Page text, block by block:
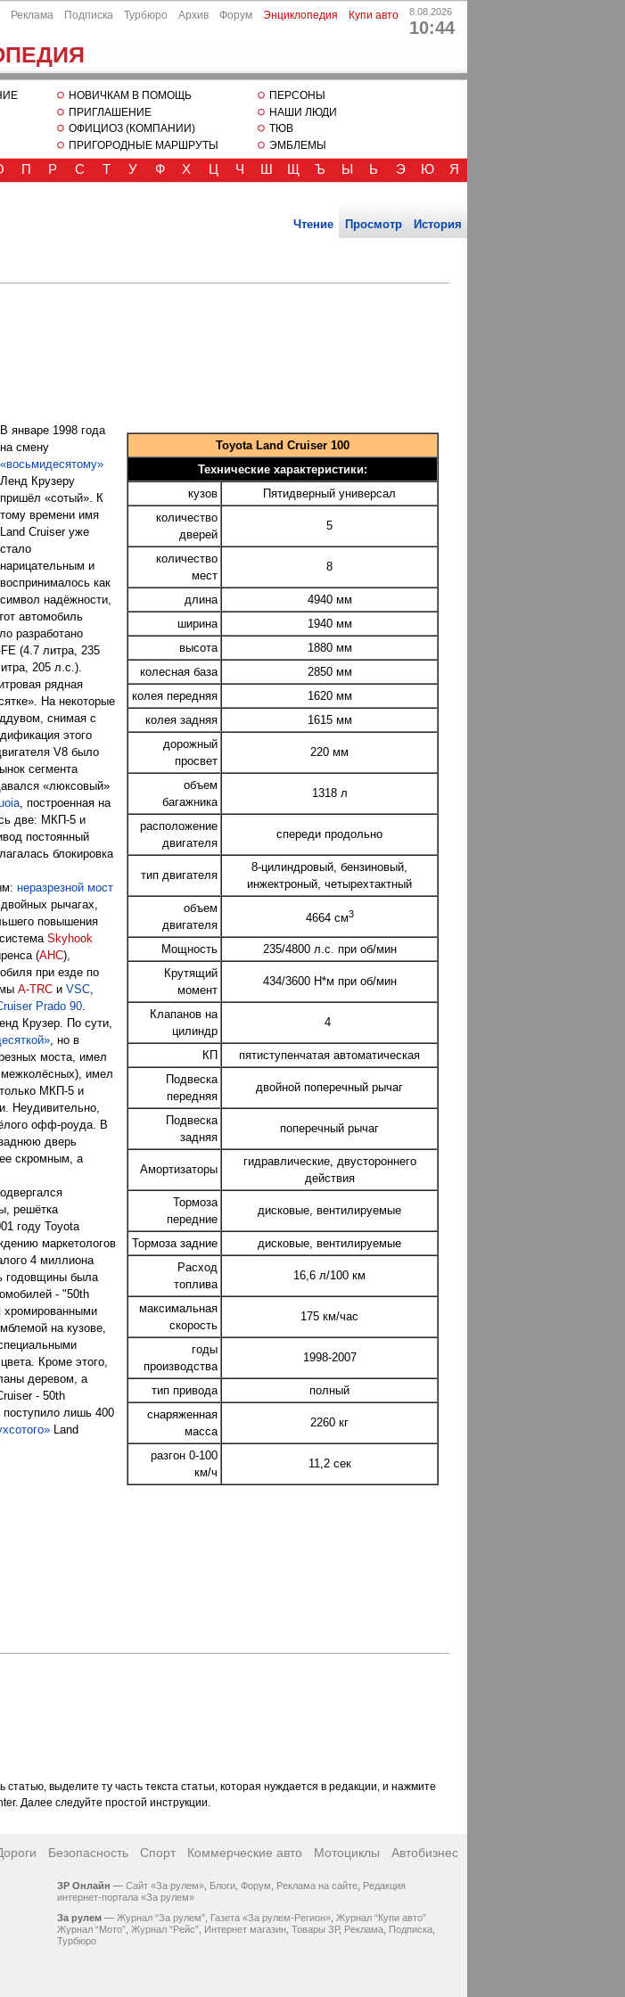
Реклама Подписка Турбюро Архив Форум Энциклопедия Купи авто 8.08.2026
10:44
НОВИЧКАМ В ПОМОЩЬ
ПРИГЛАШЕНИЕ
ОФИЦИОЗ (КОМПАНИИ)
ПРИГОРОДНЫЕ МАРШРУТЫ
ПЕРСОНЫ
НАШИ ЛЮДИ
ТЮВ
ЭМБЛЕМЫ
П Р С Т У Ф Х Ц Ч Ш Щ Ъ Ы Ь Э Ю Я
Чтение Просмотр История
Toyota Land Cruiser 100
Технические характеристики:
кузов
Пятидверный универсал
количество
дверей
5
количество
мест
8
длина
4940 мм
ширина
1940 мм
высота
1880 мм
колесная база
2850 мм
колея передняя
1620 мм
колея задняя
1615 мм
дорожный
просвет
220 мм
объем
багажника
1318 л
расположение
двигателя
спереди продольно
тип двигателя
8-цилиндровый, бензиновый,
инжектроный, четырехтактный
объем
двигателя
4664 см3
Мощность
235/4800 л.с. при об/мин
Крутящий
момент
434/3600 Н*м при об/мин
Клапанов на
цилиндр
4
КП
пятиступенчатая автоматическая
Подвеска
передняя
двойной поперечный рычаг
Подвеска
задняя
поперечный рычаг
Амортизаторы
гидравлические, двустороннего
действия
Тормоза
передние
дисковые, вентилируемые
Тормоза задние
дисковые, вентилируемые
Расход
топлива
16,6 л/100 км
максимальная
скорость
175 км/час
годы
производства
1998-2007
тип привода
полный
снаряженная
масса
2260 кг
разгон 0-100
км/ч
11,2 сек
В январе 1998 года
на смену
«восьмидесятому»
Ленд Крузеру
пришёл «сотый». К
тому времени имя
Land Cruiser уже
стало
нарицательным и
воспринималось как
символ надёжности,
автомобиль
разработано
(4.7 литра, 235
205 л.с.).
рядная
На некоторые
снимая с
этого
V8 было
сегмента
«люксовый»
, построенная на
две: МКП-5 и
постоянный
блокировка
неразрезной мост
рычагах,
повышения
Skyhook
(АНС),
при езде по
A-TRC и VSC
Prado 90
Крузер. По сути,
, но в
моста, имел
имел
МКП-5 и
Неудивительно,
офф-роуда. В
дверь
скромным, а
решётка
году Toyota
маркетологов
4 миллиона
годовщины была
- "50th
на кузове,
Кроме этого,
деревом, а
- 50th
лишь 400
Land
выделите ту часть текста статьи, которая нуждается в редакции, и нажмите
Далее следуйте простой инструкции.
Безопасность Спорт Коммерческие авто Мотоциклы Автобизнес
ЗР Онлайн — Сайт «За рулем» Блоги Форум Реклама на сайте Редакция
интернет-портала «За рулем»
За рулем — Журнал “За рулем” Газета «За рулем-Регион» Журнал “Купи авто”
Журнал “Мото” Журнал “Рейс” Интернет магазин Товары ЗР, Реклама Подписка
Турбюро